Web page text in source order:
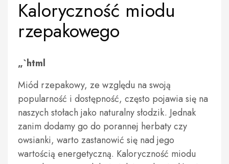
Kaloryczność miodu
rzepakowego
„`html
Miód rzepakowy, ze względu na swoją
popularność i dostępność, często pojawia się na
naszych stołach jako naturalny słodzik. Jednak
zanim dodamy go do porannej herbaty czy
owsianki, warto zastanowić się nad jego
wartością energetyczną. Kaloryczność miodu